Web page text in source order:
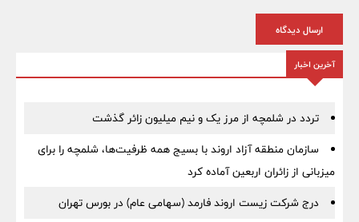
ارسال دیدگاه
آخرین اخبار
تردد در شلمچه از مرز یک و نیم میلیون زائر گذشت
سازمان منطقه آزاد اروند با بسیج همه ظرفیت‌ها، شلمچه را برای
میزبانی از زائران اربعین آماده کرد
درج شرکت زیست اروند فارمد (سهامی عام) در بورس تهران